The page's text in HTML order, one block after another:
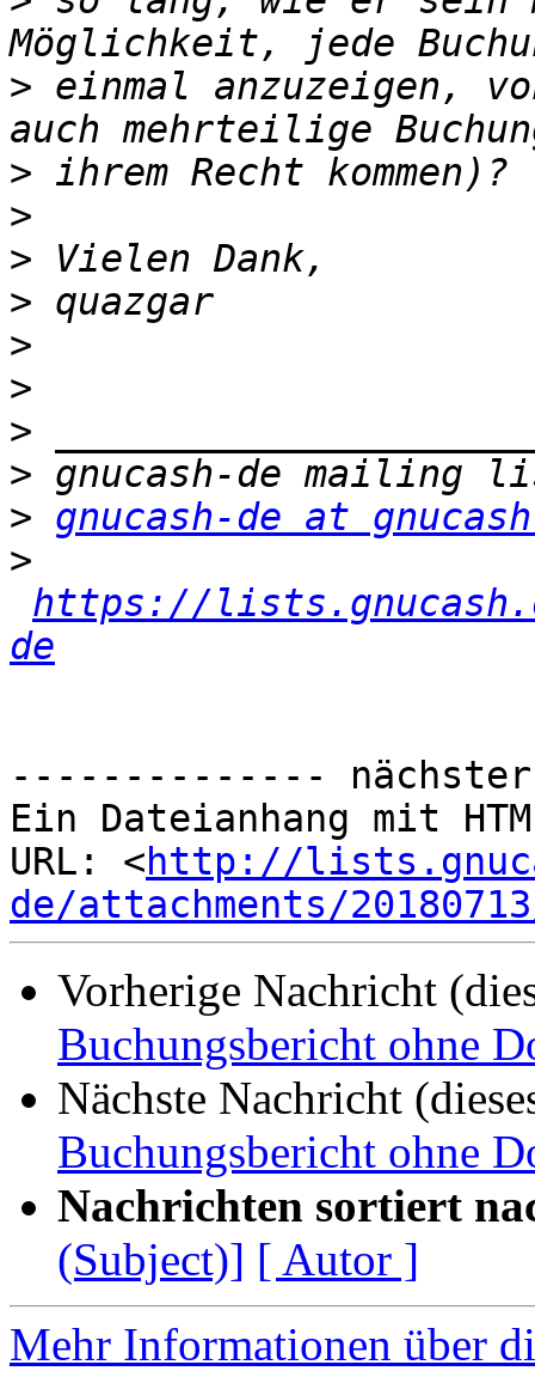
> einmal anzuzeigen,
>
>
>
>
>
>
>
>
> gnucash-de at
>
https://
de
--------------
Ein Dateianhang mit
URL: <http://
de/attachments/
Vorherige Nachricht
Buchungsbericht ohne
Nächste Nachricht
Buchungsbericht ohne
Nachrichten sortiert
(Subject)] [ Autor ]
Mehr Informationen über